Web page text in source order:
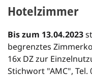
Hotelzimmer
Bis zum 13.04.2023
begrenztes
16x DZ zur
Stichwort "AMC", Tel.